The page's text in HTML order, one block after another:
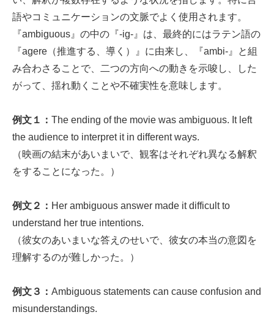
語やコミュニケーションの文脈でよく使用されます。
『ambiguous』の中の『-ig-』は、最終的にはラテン語の
『agere（推進する、導く）』に由来し、『ambi-』と組
み合わさることで、二つの方向への動きを示唆し、した
がって、揺れ動くことや不確実性を意味します。
例文１： The ending of the movie was ambiguous. It left
the audience to interpret it in different ways.
（映画の結末があいまいで、観客はそれぞれ異なる解釈
をすることになった。）
例文２： Her ambiguous answer made it difficult to
understand her true intentions.
（彼女のあいまいな答えのせいで、彼女の本当の意図を
理解するのが難しかった。）
例文３： Ambiguous statements can cause confusion and
misunderstandings.